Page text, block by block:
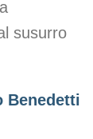
susurro
Benedetti